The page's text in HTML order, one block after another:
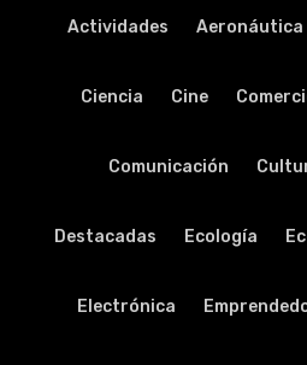
Actividades Aeronáutica
Ciencia Cine
Comunicación
Destacadas Ecología
Electrónica